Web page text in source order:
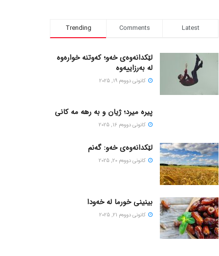
Trending Comments Latest
لێکدانەوەی خەو؛ کەوتنە خوارەوە
لە بەرزاییەوە
كانونی دووه‌م 19, 2025
پیره میرد؛ ژیان و به رهه مه کانی
كانونی دووه‌م 16, 2025
لێکدانەوەی خەو: گەنم
كانونی دووه‌م 20, 2025
بینینی خورما لە خەودا
كانونی دووه‌م 21, 2025